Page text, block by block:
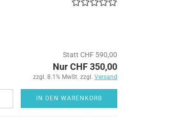
Statt CHF 590,00
Nur CHF 350,00
zzgl. 8.1% MwSt. zzgl. Versand
IN DEN WARENKORB